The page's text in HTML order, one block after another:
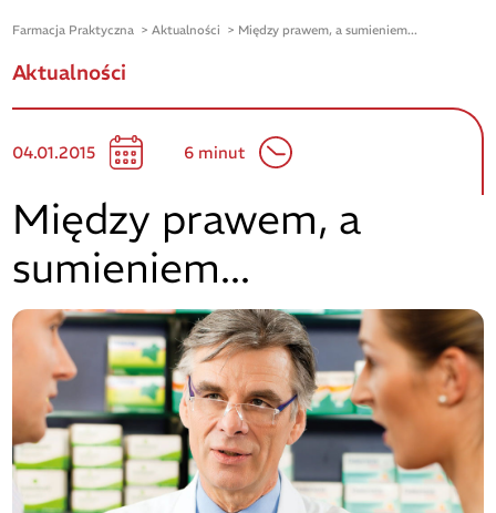
Farmacja Praktyczna Aktualności Między prawem, a sumieniem...
Aktualności
04.01.2015 6 minut
Między prawem, a
sumieniem...